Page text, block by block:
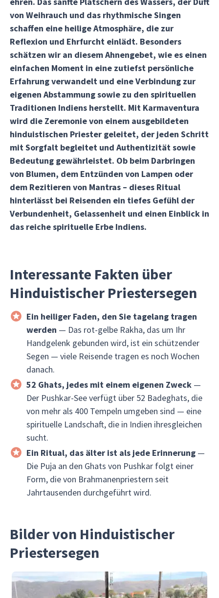
von Weihrauch und das rhythmische Singen
schaffen eine heilige Atmosphäre, die zur
Reflexion und Ehrfurcht einlädt. Besonders
schätzen wir an diesem Ahnengebet, wie es einen
einfachen Moment in eine zutiefst persönliche
Erfahrung verwandelt und eine Verbindung zur
eigenen Abstammung sowie zu den spirituellen
Traditionen Indiens herstellt. Mit Karmaventura
wird die Zeremonie von einem ausgebildeten
hinduistischen Priester geleitet, der jeden Schritt
mit Sorgfalt begleitet und Authentizität sowie
Bedeutung gewährleistet. Ob beim Darbringen
von Blumen, dem Entzünden von Lampen oder
dem Rezitieren von Mantras – dieses Ritual
hinterlässt bei Reisenden ein tiefes Gefühl der
Verbundenheit, Gelassenheit und einen Einblick in
das reiche spirituelle Erbe Indiens.
Interessante Fakten über
Hinduistischer Priestersegen
Ein heiliger Faden, den Sie tagelang tragen
werden — Das rot-gelbe Rakha, das um Ihr
Handgelenk gebunden wird, ist ein schützender
Segen — viele Reisende tragen es noch Wochen
danach.
52 Ghats, jedes mit einem eigenen Zweck—
Der Pushkar-See verfügt über 52 Badeghats, die
von mehr als 400 Tempeln umgeben sind — eine
spirituelle Landschaft, die in Indien ihresgleichen
sucht.
Ein Ritual, das älter ist als jede Erinnerung—
Die Puja an den Ghats von Pushkar folgt einer
Form, die von Brahmanenpriestern seit
Jahrtausenden durchgeführt wird.
Bilder von Hinduistischer
Priestersegen